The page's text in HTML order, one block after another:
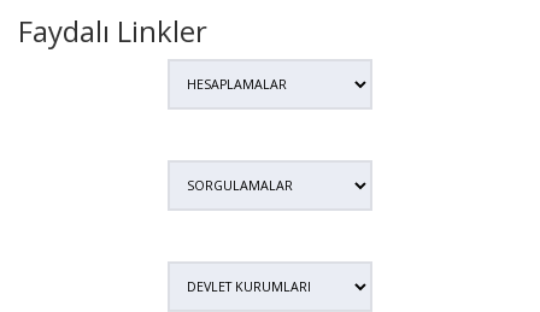
Faydalı Linkler